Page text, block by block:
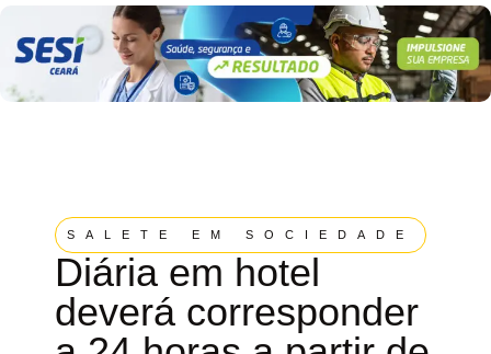
SALETE EM SOCIEDADE
Diária em hotel
deverá corresponder